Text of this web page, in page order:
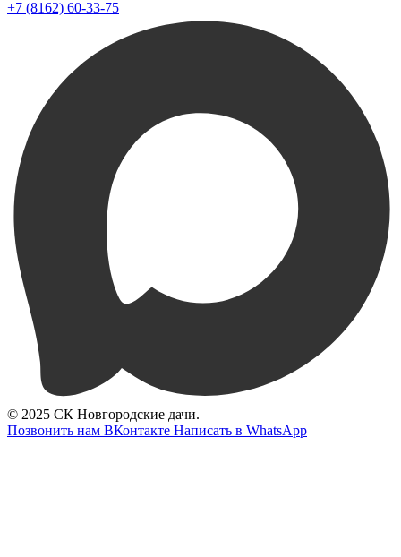
+7 (8162) 60-33-75
© 2025 СК Новгородские дачи.
Позвонить нам ВКонтакте Написать в WhatsApp